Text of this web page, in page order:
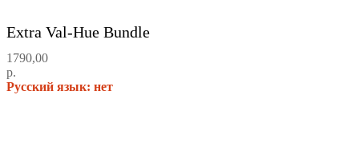
Extra Val-Hue Bundle
1790,00
р.
Русский язык: нет